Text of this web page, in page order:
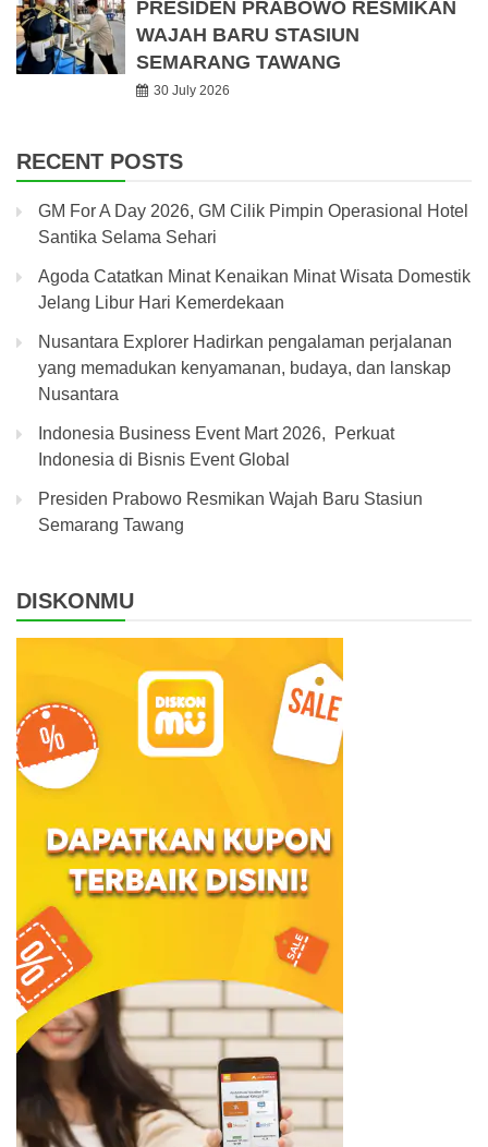
PRESIDEN PRABOWO RESMIKAN
WAJAH BARU STASIUN
SEMARANG TAWANG
30 July 2026
RECENT POSTS
GM For A Day 2026, GM Cilik Pimpin Operasional Hotel
Santika Selama Sehari
Agoda Catatkan Minat Kenaikan Minat Wisata Domestik
Jelang Libur Hari Kemerdekaan
Nusantara Explorer Hadirkan pengalaman perjalanan
yang memadukan kenyamanan, budaya, dan lanskap
Nusantara
Indonesia Business Event Mart 2026, Perkuat
Indonesia di Bisnis Event Global
Presiden Prabowo Resmikan Wajah Baru Stasiun
Semarang Tawang
DISKONMU